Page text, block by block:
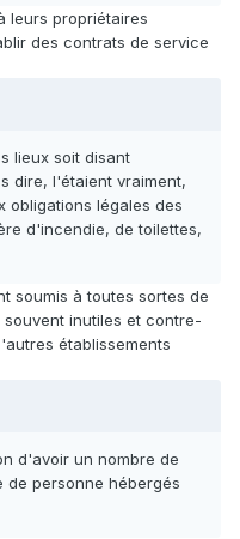
leurs propriétaires
des contrats de service
lieux soit disant
dire, l'étaient vraiment,
obligations légales des
d'incendie, de toilettes,
soumis à toutes sortes de
inutiles et contre-
établissements
d'avoir un nombre de
de personne hébergés